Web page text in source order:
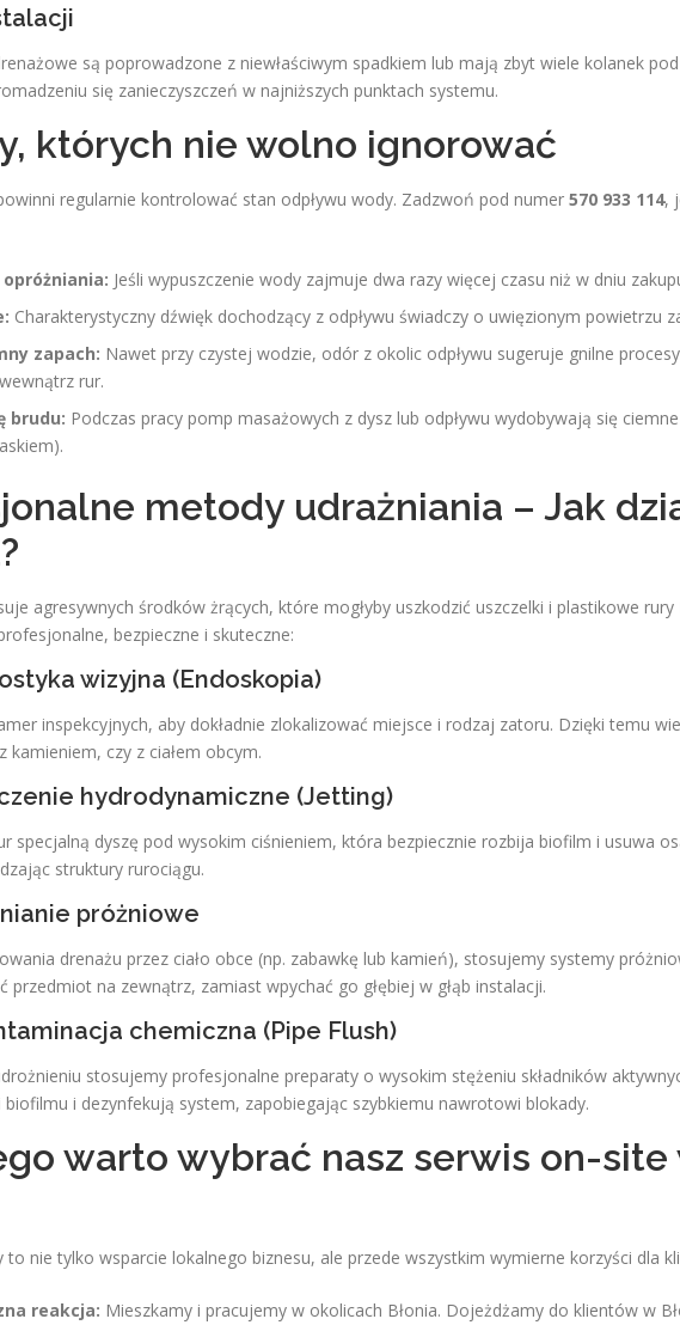
są poprowadzone z niewłaściwym spadkiem lub mają zbyt wiele kolanek
się zanieczyszczeń w najniższych punktach systemu.
których nie wolno ignorować
regularnie kontrolować stan odpływu wody. Zadzwoń pod numer 570 933 114,
opróżniania: Jeśli wypuszczenie wody zajmuje dwa razy więcej czasu niż w dniu
Charakterystyczny dźwięk dochodzący z odpływu świadczy o uwięzionym powietrzu
zapach: Nawet przy czystej wodzie, odór z okolic odpływu sugeruje gnilne
rur.
brudu: Podczas pracy pomp masażowych z dysz lub odpływu wydobywają się
metody udrażniania – Jak
agresywnych środków żrących, które mogłyby uszkodzić uszczelki i plastikowe rury
bezpieczne i skuteczne:
wizyjna (Endoskopia)
inspekcyjnych, aby dokładnie zlokalizować miejsce i rodzaj zatoru. Dzięki temu
kamieniem, czy z ciałem obcym.
hydrodynamiczne (Jetting)
specjalną dyszę pod wysokim ciśnieniem, która bezpiecznie rozbija biofilm i usuwa
struktury rurociągu.
próżniowe
drenażu przez ciało obce (np. zabawkę lub kamień), stosujemy systemy
przedmiot na zewnątrz, zamiast wpychać go głębiej w głąb instalacji.
chemiczna (Pipe Flush)
stosujemy profesjonalne preparaty o wysokim stężeniu składników
i dezynfekują system, zapobiegając szybkiemu nawrotowi blokady.
warto wybrać nasz serwis on-site
nie tylko wsparcie lokalnego biznesu, ale przede wszystkim wymierne korzyści dla
reakcja: Mieszkamy i pracujemy w okolicach Błonia. Dojeżdżamy do klientów w